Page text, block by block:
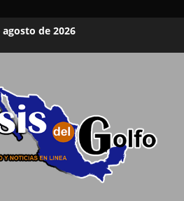
agosto de 2026